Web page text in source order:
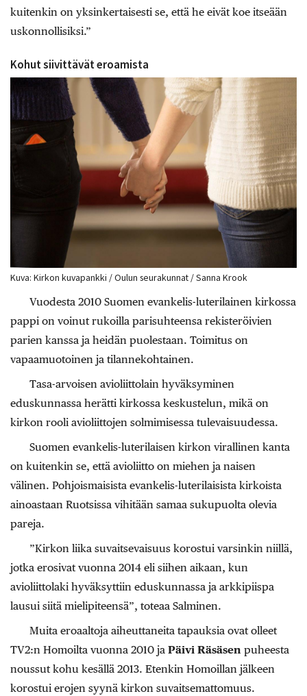
kuitenkin on yksinkertaisesti se, että he eivät koe itseään
uskonnollisiksi.”
Kohut siivittävät eroamista
Kuva: Kirkon kuvapankki / Oulun seurakunnat / Sanna Krook
Vuodesta 2010 Suomen evankelis-luterilainen kirkossa
pappi on voinut rukoilla parisuhteensa rekisteröivien
parien kanssa ja heidän puolestaan. Toimitus on
vapaamuotoinen ja tilannekohtainen.
Tasa-arvoisen avioliittolain hyväksyminen
eduskunnassa herätti kirkossa keskustelun, mikä on
kirkon rooli avioliittojen solmimisessa tulevaisuudessa.
Suomen evankelis-luterilaisen kirkon virallinen kanta
on kuitenkin se, että avioliitto on miehen ja naisen
välinen. Pohjoismaisista evankelis-luterilaisista kirkoista
ainoastaan Ruotsissa vihitään samaa sukupuolta olevia
pareja.
”Kirkon liika suvaitsevaisuus korostui varsinkin niillä,
jotka erosivat vuonna 2014 eli siihen aikaan, kun
avioliittolaki hyväksyttiin eduskunnassa ja arkkipiispa
lausui siitä mielipiteensä”, toteaa Salminen.
Muita eroaaltoja aiheuttaneita tapauksia ovat olleet
TV2:n Homoilta vuonna 2010 ja Päivi Räsäsen puheesta
noussut kohu kesällä 2013. Etenkin Homoillan jälkeen
korostui erojen syynä kirkon suvaitsemattomuus.